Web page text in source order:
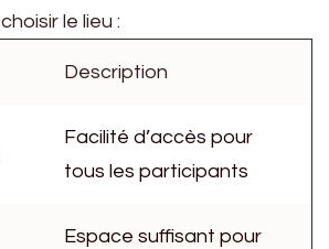
le lieu :
Description
Facilité d’accès pour
tous les participants
Espace suffisant pour